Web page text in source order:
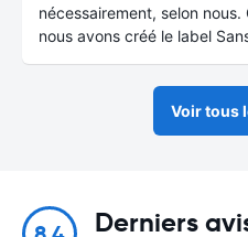
nécessairement, selon
nous avons créé le label
Voir tous
Derniers